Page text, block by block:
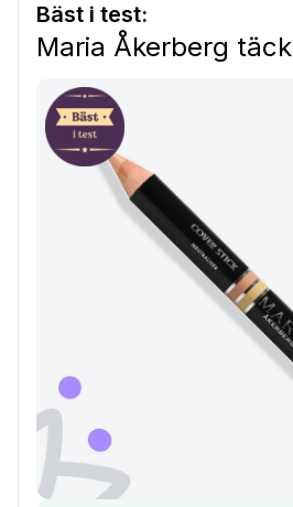
Bäst i test:
Maria Åkerberg